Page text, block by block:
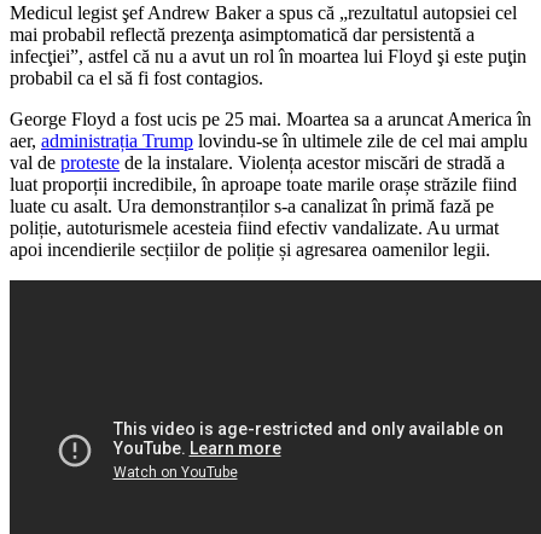
Medicul legist şef Andrew Baker a spus că „rezultatul autopsiei cel
mai probabil reflectă prezenţa asimptomatică dar persistentă a
infecţiei”, astfel că nu a avut un rol în moartea lui Floyd şi este puţin
probabil ca el să fi fost contagios.
George Floyd a fost ucis pe 25 mai. Moartea sa a aruncat America în
aer, administrația Trump lovindu-se în ultimele zile de cel mai amplu
val de proteste de la instalare. Violența acestor miscări de stradă a
luat proporții incredibile, în aproape toate marile orașe străzile fiind
luate cu asalt. Ura demonstranților s-a canalizat în primă fază pe
poliție, autoturismele acesteia fiind efectiv vandalizate. Au urmat
apoi incendierile secțiilor de poliție și agresarea oamenilor legii.